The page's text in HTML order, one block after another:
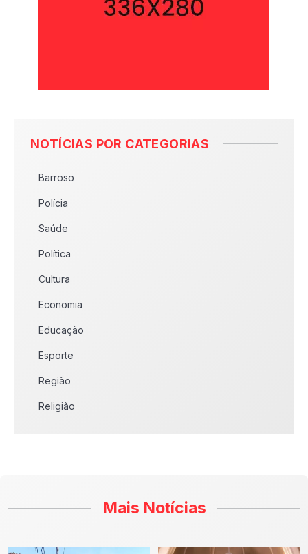
NOTÍCIAS POR CATEGORIAS
Barroso
Polícia
Saúde
Política
Cultura
Economia
Educação
Esporte
Região
Religião
Mais Notícias